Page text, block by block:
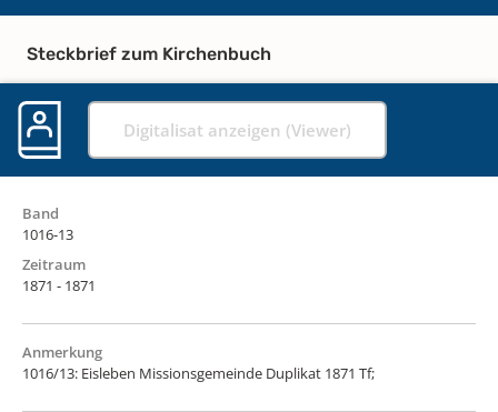
Steckbrief zum Kirchenbuch
Digitalisat anzeigen (Viewer)
Band
1016-13
Zeitraum
1871 - 1871
Anmerkung
1016/13: Eisleben Missionsgemeinde Duplikat 1871 Tf;